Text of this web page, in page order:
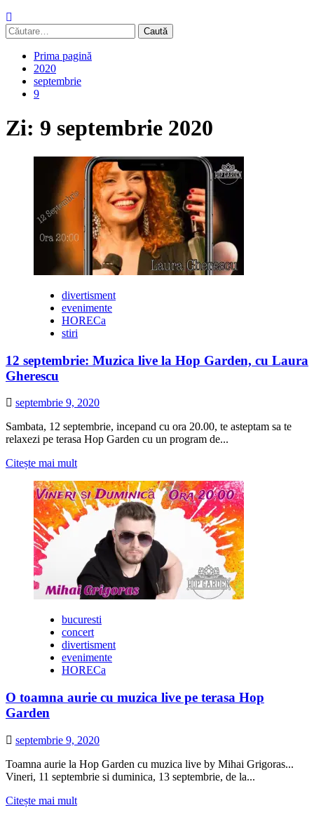
Caută
după:
Prima pagină
2020
septembrie
9
Zi: 9 septembrie 2020
divertisment
evenimente
HORECa
stiri
12 septembrie: Muzica live la Hop Garden, cu Laura
Gherescu
septembrie 9, 2020
Sambata, 12 septembrie, incepand cu ora 20.00, te asteptam sa te
relaxezi pe terasa Hop Garden cu un program de...
Citește mai multCitește
multe
despre
12
septembrie:
Muzica
Hop
Garden,
cu
Laura
Gherescu
bucuresti
concert
divertisment
evenimente
HORECa
O toamna aurie cu muzica live pe terasa Hop
Garden
septembrie 9, 2020
Toamna aurie la Hop Garden cu muzica live by Mihai Grigoras...
Vineri, 11 septembrie si duminica, 13 septembrie, de la...
Citește mai multCitește